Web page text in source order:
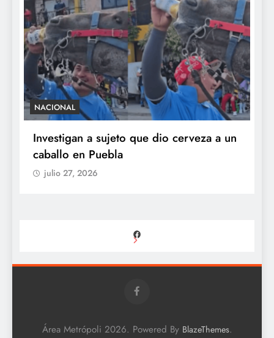
NACIONAL
Investigan a sujeto que dio cerveza a un
caballo en Puebla
julio 27, 2026
Área Metrópoli 2026. Powered By BlazeThemes.